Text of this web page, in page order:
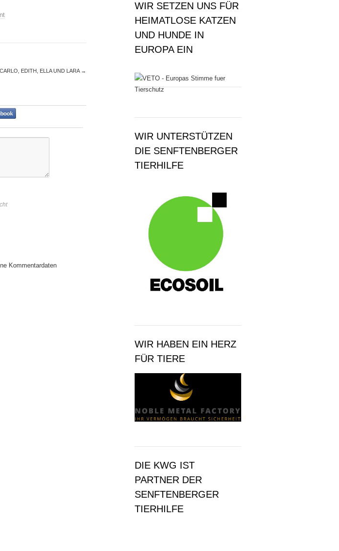
EDITH, ELLA UND LARA →
Kommentardaten
WIR SETZEN UNS FÜR
HEIMATLOSE KATZEN
UND HUNDE IN
EUROPA EIN
WIR UNTERSTÜTZEN
DIE SENFTENBERGER
TIERHILFE
WIR HABEN EIN HERZ
FÜR TIERE
DIE KWG IST
PARTNER DER
SENFTENBERGER
TIERHILFE